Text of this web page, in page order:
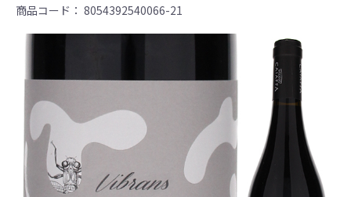
商品コード： 8054392540066-21